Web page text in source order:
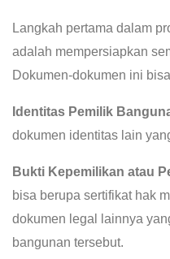
Langkah pertama dalam
adalah mempersiapkan
Dokumen-dokumen ini
Identitas Pemilik
dokumen identitas lain
Bukti Kepemilikan atau
bisa berupa sertifikat hak
dokumen legal lainnya
bangunan tersebut.